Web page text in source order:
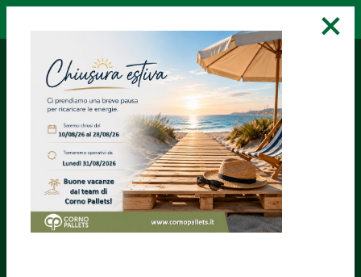
CREA CERTIFICATI
NEWS
×